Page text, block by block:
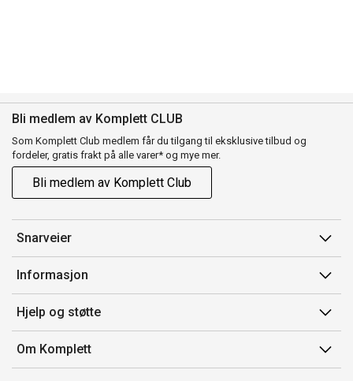
Bli medlem av Komplett CLUB
Som Komplett Club medlem får du tilgang til eksklusive tilbud og
fordeler, gratis frakt på alle varer* og mye mer.
Bli medlem av Komplett Club
Snarveier
Min side
Ordreoversikt
Flex
Komplett Club
Informasjon
Salgsbetingelser
Medlemsvilkår for Komplett Club
Merker/produsent
Hjelp og støtte
Kontakt oss
Kundeservice
Om Komplett